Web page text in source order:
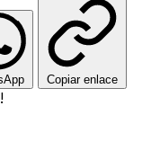
Copiar enlace